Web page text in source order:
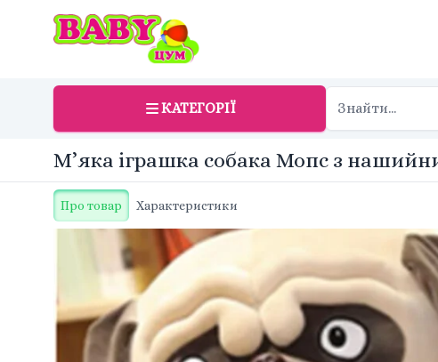
КАТЕГОРІЇ
М’яка іграшка собака Мопс з
Про товар Характеристики